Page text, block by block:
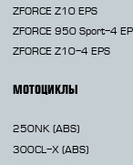
ZFORCE Z10 EPS
ZFORCE 950 Sport-4
ZFORCE Z10-4 EPS
МОТОЦИКЛЫ
250NK (ABS)
300CL-X (ABS)